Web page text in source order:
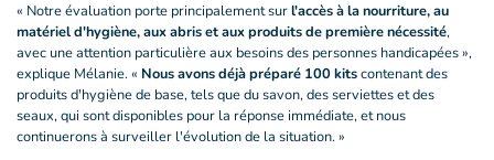
« Notre évaluation porte principalement surl'accès à la nourriture, au
matériel d'hygiène, aux abris et aux produits de première nécessité,
avec une attention particulière aux besoins des personnes handicapées »,
explique Mélanie. « Nous avons déjà préparé 100 kitscontenant des
produits d'hygiène de base, tels que du savon, des serviettes et des
seaux, qui sont disponibles pour la réponse immédiate, et nous
continuerons à surveiller l'évolution de la situation. »